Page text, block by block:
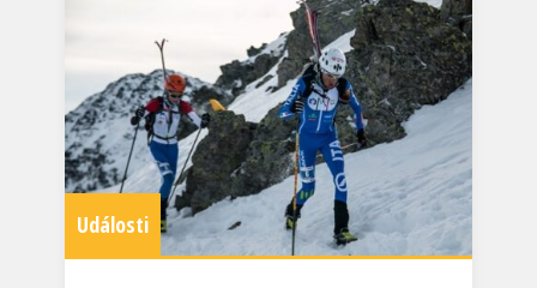
Události